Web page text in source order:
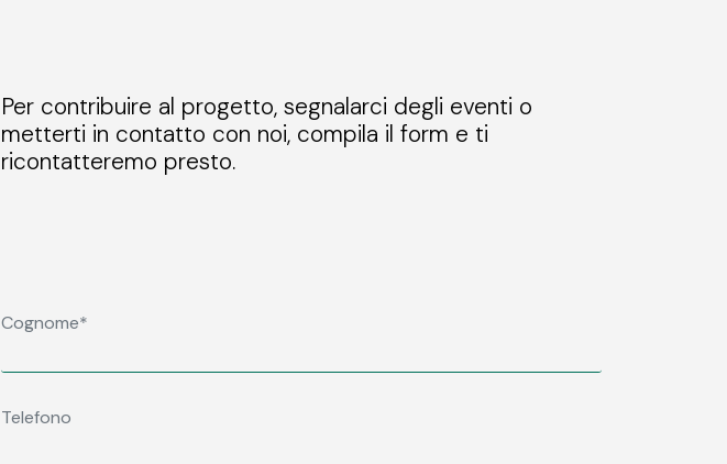
Per contribuire al progetto, segnalarci degli eventi o
metterti in contatto con noi, compila il form e ti
ricontatteremo presto.